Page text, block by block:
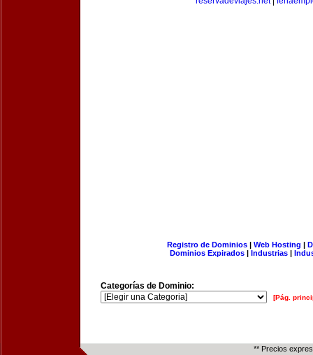
Registro de Dominios| Web Hosting |
Dominios Expirados | Industrias |
Categorías de Dominio:
[Pág.
** Precios